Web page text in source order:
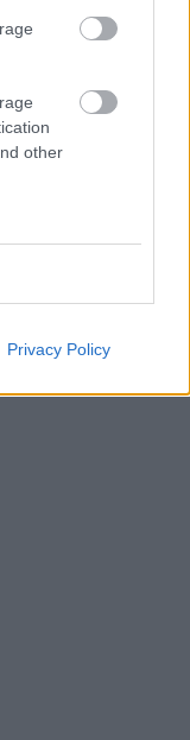
other
Privacy Policy